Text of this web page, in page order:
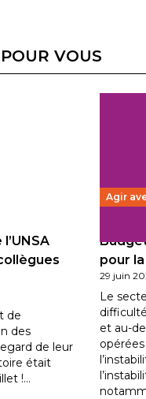
VOUS
de
des
de leur
était
!…
Agir
pour
29 juin
Le
et au-